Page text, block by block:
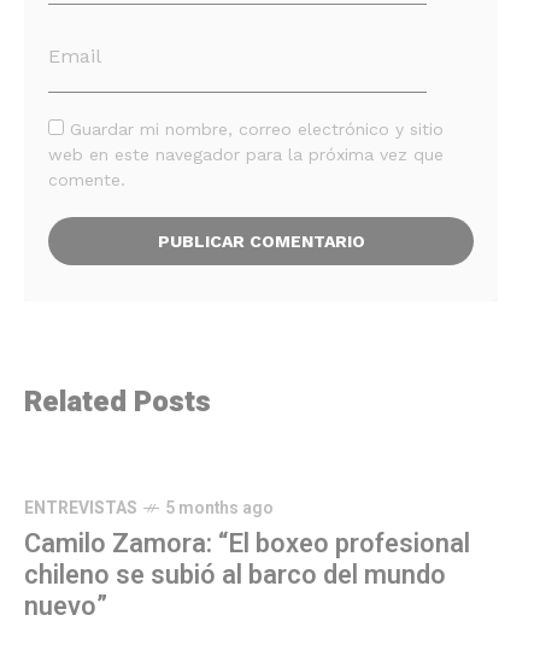
Guardar mi nombre, correo electrónico y sitio
web en este navegador para la próxima vez que
comente.
Related Posts
ENTREVISTAS 5 months ago
Camilo Zamora: “El boxeo profesional
chileno se subió al barco del mundo
nuevo”